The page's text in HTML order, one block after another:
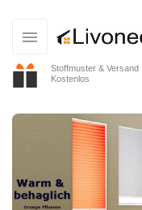
Stoffmuster & Versand
Kostenlos